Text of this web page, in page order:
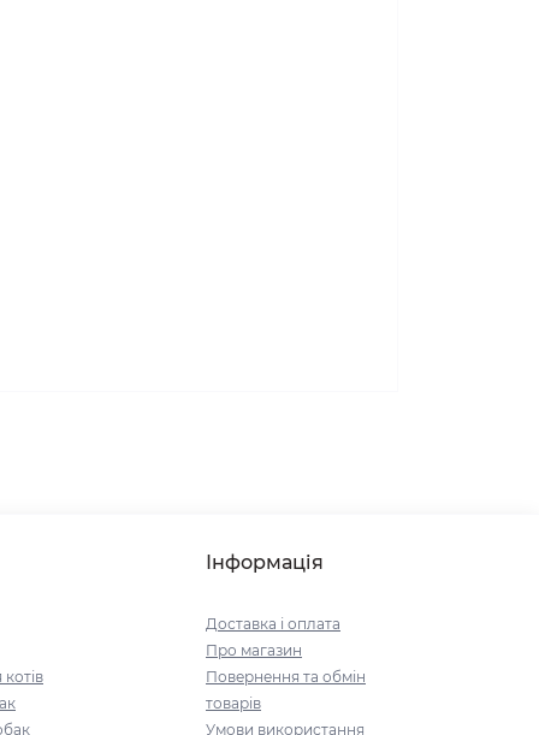
Інформація
Доставка і оплата
Про магазин
Повернення та обмін
товарів
Умови використання